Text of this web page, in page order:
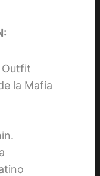
Outfit
la Mafia